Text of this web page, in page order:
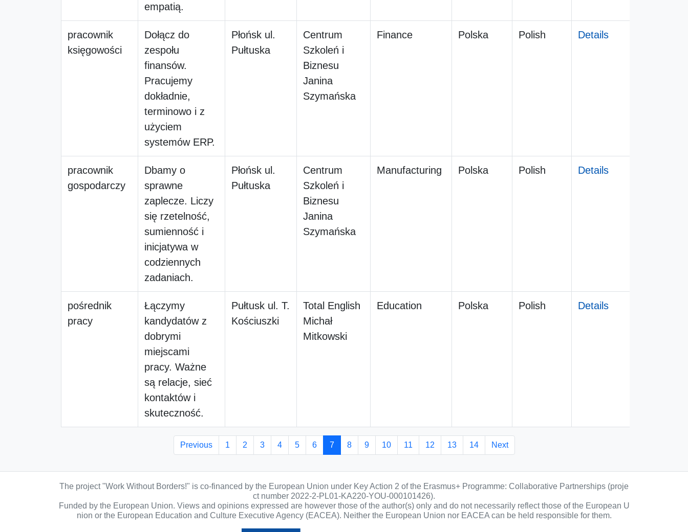
empatią.
pracownik
księgowości
Dołącz do
zespołu
finansów.
Pracujemy
dokładnie,
terminowo i z
użyciem
systemów ERP.
Płońsk ul.
Pułtuska
Centrum
Szkoleń i
Biznesu
Janina
Szymańska
Finance Polska Polish Details
pracownik
gospodarczy
Dbamy o
sprawne
zaplecze. Liczy
się rzetelność,
sumienność i
inicjatywa w
codziennych
zadaniach.
Płońsk ul.
Pułtuska
Centrum
Szkoleń i
Biznesu
Janina
Szymańska
Manufacturing Polska Polish Details
pośrednik
pracy
Łączymy
kandydatów z
dobrymi
miejscami
pracy. Ważne
są relacje, sieć
kontaktów i
skuteczność.
Pułtusk ul. T.
Kościuszki
Total English
Michał
Mitkowski
Education Polska Polish Details
Previous 1 2 3 4 5 6 7 8 9 10 11 12 13 14 Next
The project "Work Without Borders!" is co-financed by the European Union under Key Action 2 of the Erasmus+ Programme: Collaborative Partnerships (proje
ct number 2022-2-PL01-KA220-YOU-000101426).
Funded by the European Union. Views and opinions expressed are however those of the author(s) only and do not necessarily reflect those of the European U